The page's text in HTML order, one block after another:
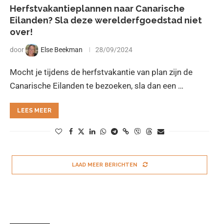
Herfstvakantieplannen naar Canarische
Eilanden? Sla deze werelderfgoedstad niet
over!
door Else Beekman 28/09/2024
Mocht je tijdens de herfstvakantie van plan zijn de
Canarische Eilanden te bezoeken, sla dan een …
LEES MEER
LAAD MEER BERICHTEN